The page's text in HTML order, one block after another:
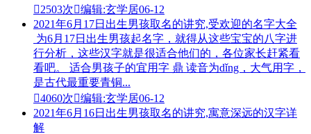
2503次编辑:玄学居06-12
2021年6月17日出生男孩取名的讲究,受欢迎的名字大全
为6月17日出生男孩起名字，就得从这些宝宝的八字进
行分析，这些汉字就是很适合他们的，各位家长赶紧看
看吧。 适合男孩子的宜用字 鼎 读音为dǐng，大气用字，
是古代最重要青铜...
4060次编辑:玄学居06-12
2021年6月16日出生男孩取名的讲究,寓意深远的汉字详
解